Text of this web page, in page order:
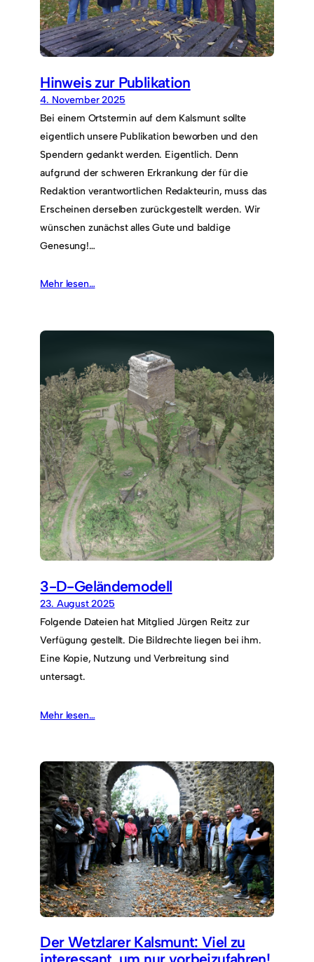
Hinweis zur Publikation
4. November 2025
Bei einem Ortstermin auf dem Kalsmunt sollte
eigentlich unsere Publikation beworben und den
Spendern gedankt werden. Eigentlich. Denn
aufgrund der schweren Erkrankung der für die
Redaktion verantwortlichen Redakteurin, muss das
Erscheinen derselben zurückgestellt werden. Wir
wünschen zunächst alles Gute und baldige
Genesung!…
Mehr lesen…
3-D-Geländemodell
23. August 2025
Folgende Dateien hat Mitglied Jürgen Reitz zur
Verfügung gestellt. Die Bildrechte liegen bei ihm.
Eine Kopie, Nutzung und Verbreitung sind
untersagt.
Mehr lesen…
Der Wetzlarer Kalsmunt: Viel zu